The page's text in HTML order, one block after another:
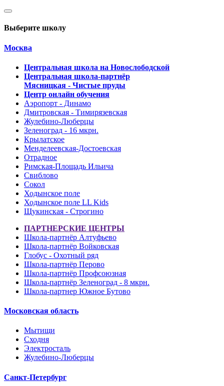
Выберите школу
Москва
Центральная школа на Новослободской
Центральная школа-партнёр
Мясницкая - Чистые пруды
Центр онлайн обучения
Аэропорт - Динамо
Дмитровская - Тимирязевская
Жулебино-Люберцы
Зеленоград - 16 мкрн.
Крылатское
Менделеевская-Достоевская
Отрадное
Римская-Площадь Ильича
Свиблово
Сокол
Ходынское поле
Ходынское поле LL Kids
Щукинская - Строгино
ПАРТНЕРСКИЕ ЦЕНТРЫ
Школа-партнёр Алтуфьево
Школа-партнёр Войковская
Глобус - Охотный ряд
Школа-партнёр Перово
Школа-партнёр Профсоюзная
Школа-партнёр Зеленоград - 8 мкрн.
Школа-партнер Южное Бутово
Московская область
Мытищи
Сходня
Электросталь
Жулебино-Люберцы
Санкт-Петербург